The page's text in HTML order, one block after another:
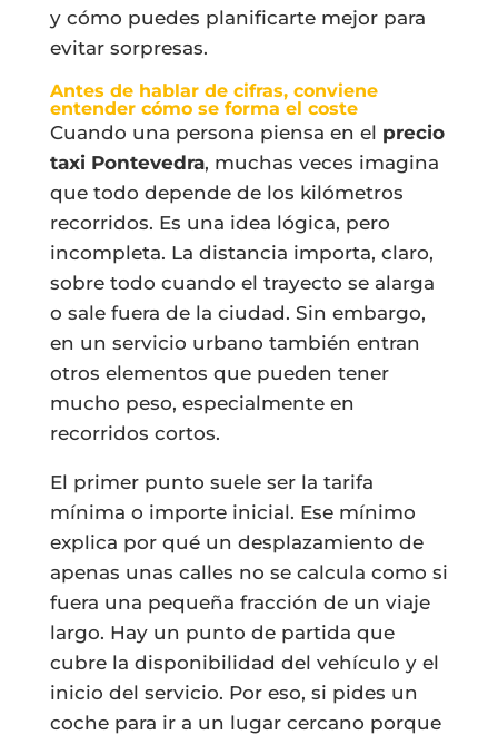
y cómo puedes planificarte mejor para
evitar sorpresas.
Antes de hablar de cifras, conviene
entender cómo se forma el coste
Cuando una persona piensa en el precio
taxi Pontevedra, muchas veces imagina
que todo depende de los kilómetros
recorridos. Es una idea lógica, pero
incompleta. La distancia importa, claro,
sobre todo cuando el trayecto se alarga
o sale fuera de la ciudad. Sin embargo,
en un servicio urbano también entran
otros elementos que pueden tener
mucho peso, especialmente en
recorridos cortos.
El primer punto suele ser la tarifa
mínima o importe inicial. Ese mínimo
explica por qué un desplazamiento de
apenas unas calles no se calcula como si
fuera una pequeña fracción de un viaje
largo. Hay un punto de partida que
cubre la disponibilidad del vehículo y el
inicio del servicio. Por eso, si pides un
coche para ir a un lugar cercano porque